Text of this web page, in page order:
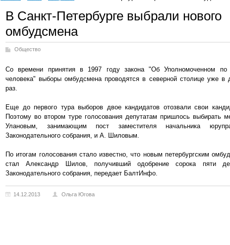
В Санкт-Петербурге выбрали нового
омбудсмена
Общество
Со времени принятия в 1997 году закона "Об Уполномоченном по
человека" выборы омбудсмена проводятся в северной столице уже в
раз.
Еще до первого тура выборов двое кандидатов отозвали свои
Поэтому во втором туре голосования депутатам пришлось выбирать
Улановым, занимающим пост заместителя начальника
Законодательного собрания, и А. Шиловым.
По итогам голосования стало известно, что новым петербургским
стал Александр Шилов, получивший одобрение сорока пяти
Законодательного собрания, передает БалтИнфо.
14.12.2013 Ольга Югова